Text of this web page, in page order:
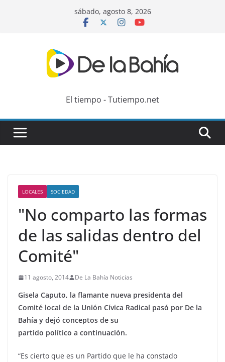
sábado, agosto 8, 2026
El tiempo - Tutiempo.net
LOCALES SOCIEDAD
"No comparto las formas
de las salidas dentro del
Comité"
11 agosto, 2014 De La Bahía Noticias
Gisela Caputo, la flamante nueva presidenta del
Comité local de la Unión Cívica Radical pasó por De la
Bahía y dejó conceptos de su
partido político a continuación.
“Es cierto que es un Partido que le ha constado